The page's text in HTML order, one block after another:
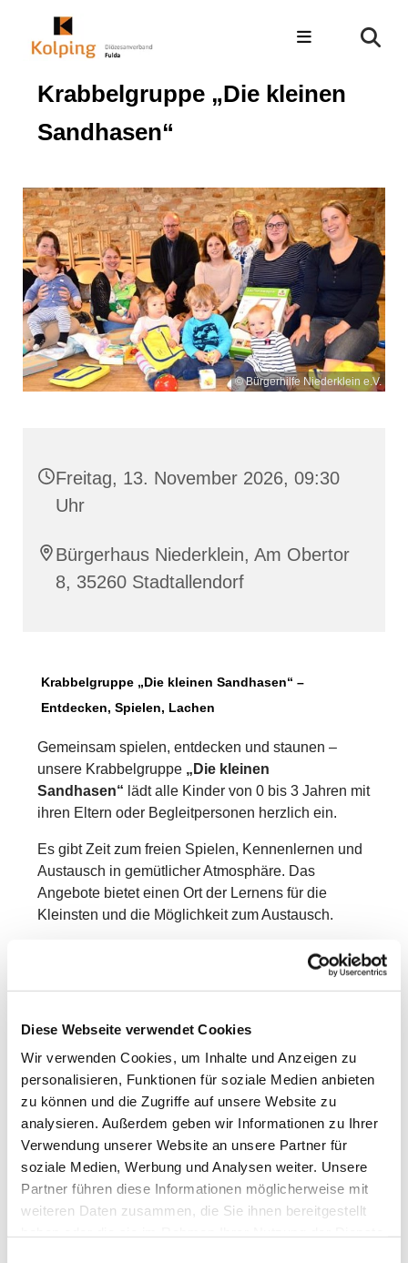
Diese Webseite verwendet Cookies
Wir verwenden Cookies, um Inhalte und Anzeigen zu
personalisieren, Funktionen für soziale Medien anbieten
zu können und die Zugriffe auf unsere Website zu
analysieren. Außerdem geben wir Informationen zu Ihrer
Verwendung unserer Website an unsere Partner für
soziale Medien, Werbung und Analysen weiter. Unsere
Partner führen diese Informationen möglicherweise mit
weiteren Daten zusammen, die Sie ihnen bereitgestellt
Krabbelgruppe „Die kleinen
Sandhasen“
© Bürgerhilfe Niederklein e.V.
Freitag, 13. November 2026, 09:30
Uhr
Bürgerhaus Niederklein, Am Obertor
8, 35260 Stadtallendorf
Krabbelgruppe „Die kleinen Sandhasen“ –
Entdecken, Spielen, Lachen
Gemeinsam spielen, entdecken und staunen –
unsere Krabbelgruppe „Die kleinen
Sandhasen“ lädt alle Kinder von 0 bis 3 Jahren mit
ihren Eltern oder Begleitpersonen herzlich ein.
Es gibt Zeit zum freien Spielen, Kennenlernen und
Austausch in gemütlicher Atmosphäre. Das
Angebote bietet einen Ort der Lernens für die
Kleinsten und die Möglichkeit zum Austausch.
Weitere Infos und Anmeldung bei Janina Botthof
Kind!